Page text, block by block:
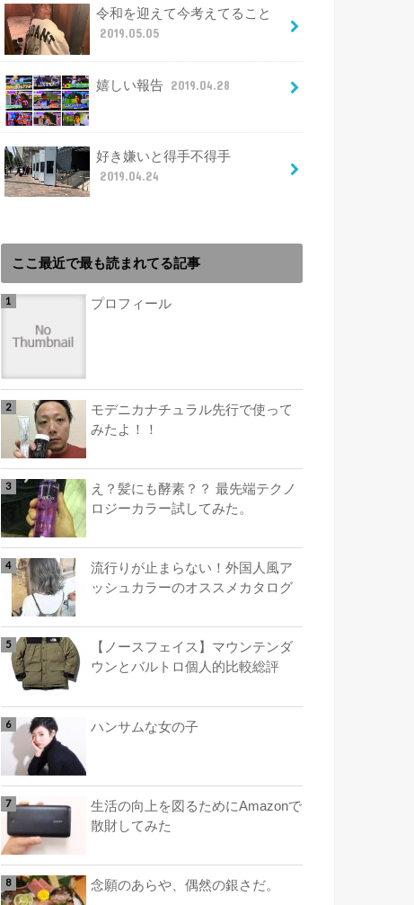
令和を迎えて今考えてること
2019.05.05
嬉しい報告 2019.04.28
好き嫌いと得手不得手
2019.04.24
ここ最近で最も読まれてる記事
プロフィール
モデニカナチュラル先行で使って
みたよ！！
え？髪にも酵素？？ 最先端テクノ
ロジーカラー試してみた。
流行りが止まらない！外国人風ア
ッシュカラーのオススメカタログ
【ノースフェイス】マウンテンダ
ウンとバルトロ個人的比較総評
ハンサムな女の子
生活の向上を図るためにAmazonで
散財してみた
念願のあらや、偶然の銀さだ。